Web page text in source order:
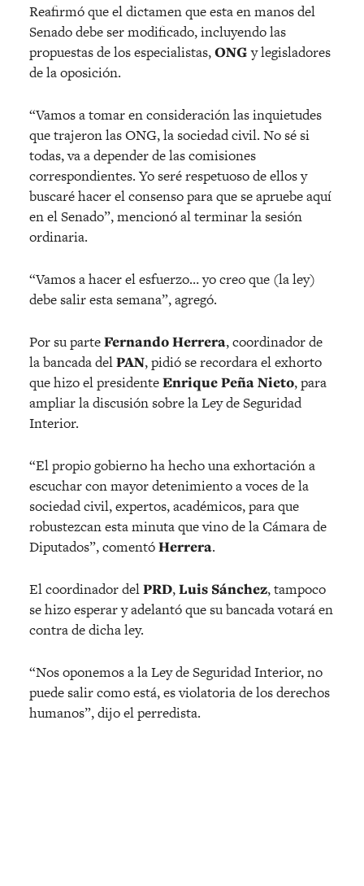
Reafirmó que el dictamen que esta en manos del
Senado debe ser modificado, incluyendo las
propuestas de los especialistas,ONGy legisladores
de la oposición.
“Vamos a tomar en consideración las inquietudes
que trajeron las ONG, la sociedad civil. No sé si
todas, va a depender de las comisiones
correspondientes. Yo seré respetuoso de ellos y
buscaré hacer el consenso para que se apruebe aquí
en el Senado”, mencionó al terminar la sesión
ordinaria.
“Vamos a hacer el esfuerzo… yo creo que (la ley)
debe salir esta semana”, agregó.
Por su parteFernando Herrera, coordinador de
la bancada delPAN, pidió se recordara el exhorto
que hizo el presidenteEnrique Peña Nieto, para
ampliar la discusión sobre la Ley de Seguridad
Interior.
“El propio gobierno ha hecho una exhortación a
escuchar con mayor detenimiento a voces de la
sociedad civil, expertos, académicos, para que
robustezcan esta minuta que vino de la Cámara de
Diputados”, comentóHerrera.
El coordinador delPRD,Luis Sánchez, tampoco
se hizo esperar y adelantó que su bancada votará en
contra de dicha ley.
“Nos oponemos a la Ley de Seguridad Interior, no
puede salir como está, es violatoria de los derechos
humanos”, dijo el perredista.